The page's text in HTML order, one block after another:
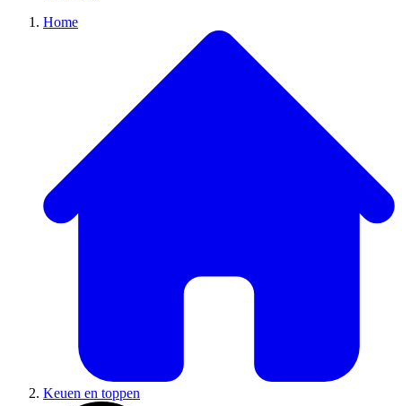
Home
Keuen en toppen